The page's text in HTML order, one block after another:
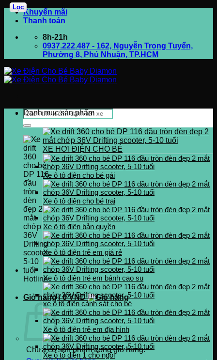
Bỏ
qua
dung
Khuyến mãi
Thanh toán
8h-21h
0937.222.487 - 162, Nguyễn Trọng Tuyển,
Phường 8, Phú Nhuận, TP.HCM
Tìm
kiếm:
Hotline
0937.222.487
Giỏ hàng /0VND
Chưa có sản phẩm trong giỏ hàng.
Danh mục sản phẩm
XE HƠI ĐIỆN CHO BÉ
Xe ô tô điện cho bé gái
Xe ô tô điện cho bé trai
Xe ô tô điện bản quyền
Xe ô tô điện trẻ em giá rẻ
Xe ô tô điện trẻ em bánh cao su
xe ô tô điện cảnh sát cho bé
Xe ô tô điện trẻ em địa hình
Xe ô tô điện 1 chỗ ngồi
Lọc